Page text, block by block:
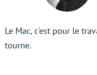
Le Mac, c'est pour le
tourne.